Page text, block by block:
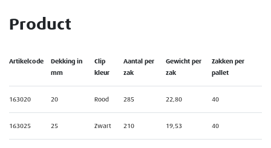
Product
Artikelcode
Dekking in
mm
Clip
kleur
Aantal per
zak
Gewicht per
zak
Zakken per
pallet
163020 20 Rood 285 22,80 40
163025 25 Zwart 210 19,53 40